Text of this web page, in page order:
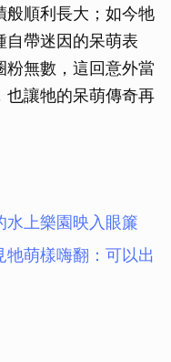
般順利長大；如今牠
自帶迷因的呆萌表
粉無數，這回意外當
也讓牠的呆萌傳奇再
上樂園映入眼簾
萌樣嗨翻：可以出